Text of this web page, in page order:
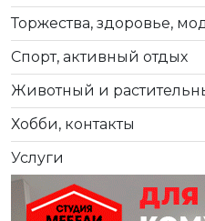
Торжества, здоровье,
Спорт, активный отдых
Животный и
Хобби, контакты
Услуги